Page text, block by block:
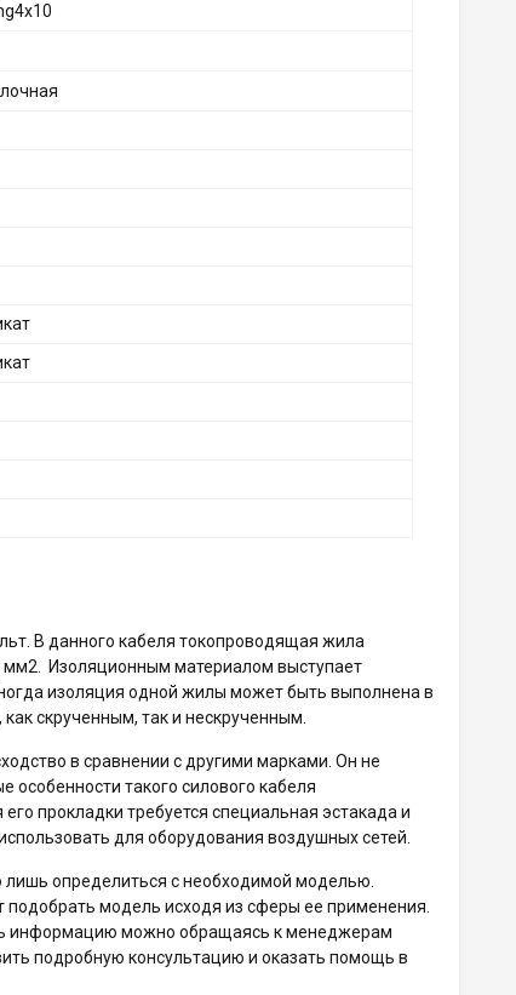
В данного кабеля токопроводящая жила
мм2. Изоляционным материалом выступает
изоляция одной жилы может быть выполнена в
скрученным, так и нескрученным.
в сравнении с другими марками. Он не
особенности такого силового кабеля
прокладки требуется специальная эстакада и
для оборудования воздушных сетей.
лишь определиться с необходимой моделью.
подобрать модель исходя из сферы ее применения.
информацию можно обращаясь к менеджерам
подробную консультацию и оказать помощь в